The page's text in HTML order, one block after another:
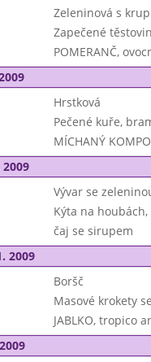
Zeleninová s
Zapečené
POMERANČ,
Hrstková
Pečené kuře,
MÍCHANÝ
Vývar se
Kýta na
čaj se sirupem
2009
Boršč
Masové krokety
JABLKO, tropico